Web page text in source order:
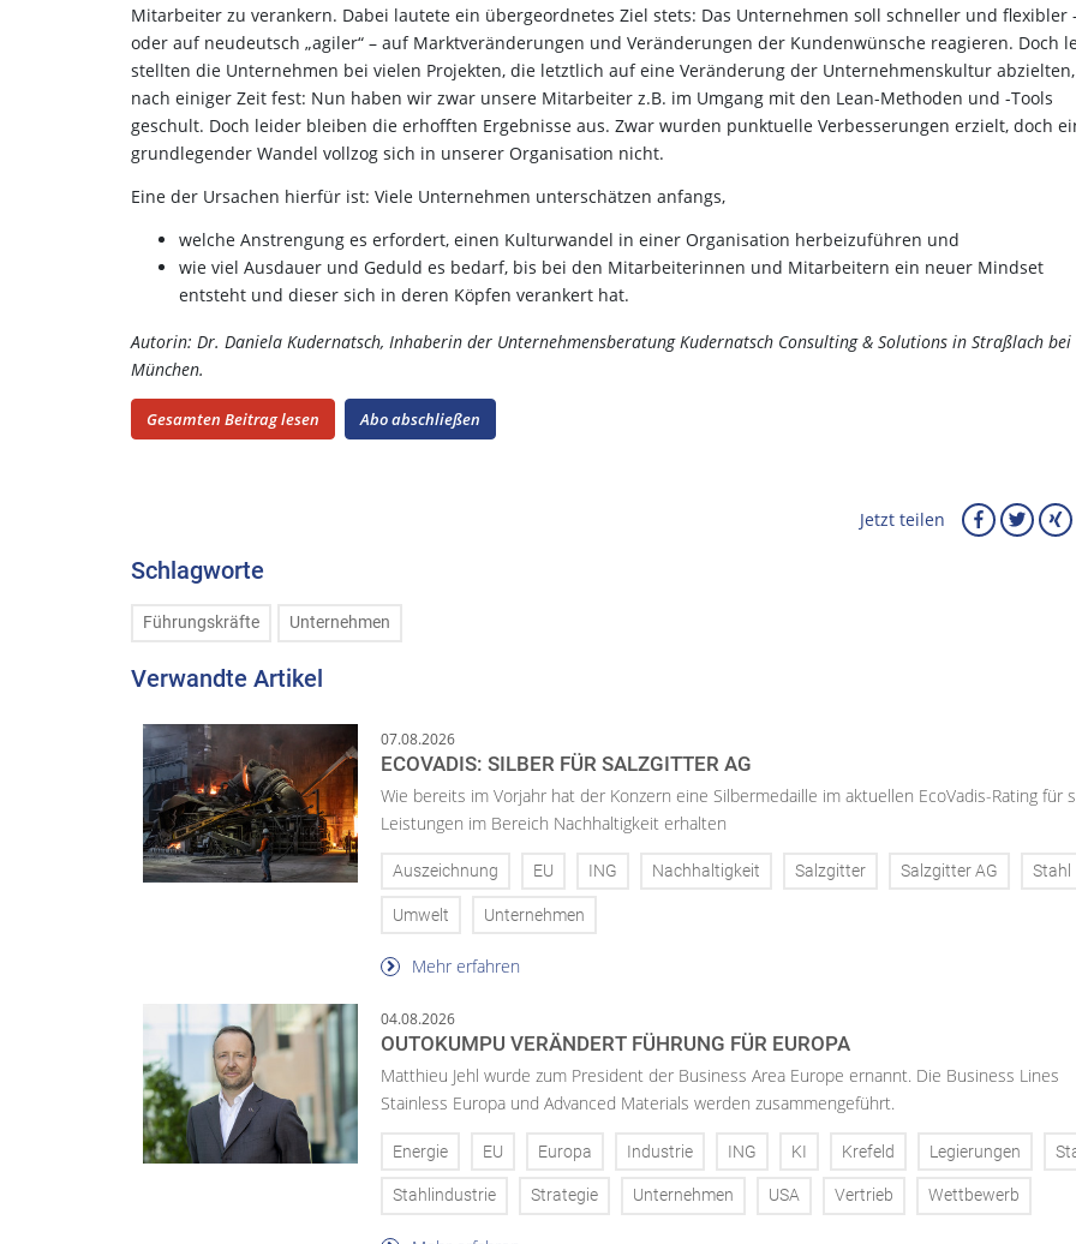
Mitarbeiter zu verankern. Dabei lautete ein übergeordnetes Ziel stets: Das Unternehmen soll schneller und flexibler
oder auf neudeutsch „agiler“ – auf Marktveränderungen und Veränderungen der Kundenwünsche reagieren. Doch
stellten die Unternehmen bei vielen Projekten, die letztlich auf eine Veränderung der Unternehmenskultur abzielten,
nach einiger Zeit fest: Nun haben wir zwar unsere Mitarbeiter z.B. im Umgang mit den Lean-Methoden und -Tools
geschult. Doch leider bleiben die erhofften Ergebnisse aus. Zwar wurden punktuelle Verbesserungen erzielt, doch
grundlegender Wandel vollzog sich in unserer Organisation nicht.
Eine der Ursachen hierfür ist: Viele Unternehmen unterschätzen anfangs,
welche Anstrengung es erfordert, einen Kulturwandel in einer Organisation herbeizuführen und
wie viel Ausdauer und Geduld es bedarf, bis bei den Mitarbeiterinnen und Mitarbeitern ein neuer Mindset
entsteht und dieser sich in deren Köpfen verankert hat.
Autorin: Dr. Daniela Kudernatsch, Inhaberin der Unternehmensberatung Kudernatsch Consulting & Solutions in Straßlach bei
München.
Gesamten Beitrag lesen Abo abschließen
Jetzt teilen
Schlagworte
Führungskräfte Unternehmen
Verwandte Artikel
07.08.2026
ECOVADIS: SILBER FÜR SALZGITTER AG
Wie bereits im Vorjahr hat der Konzern eine Silbermedaille im aktuellen EcoVadis-Rating für
Leistungen im Bereich Nachhaltigkeit erhalten
Auszeichnung EU ING Nachhaltigkeit Salzgitter Salzgitter AG Stahl
Umwelt Unternehmen
Mehr erfahren
04.08.2026
OUTOKUMPU VERÄNDERT FÜHRUNG FÜR EUROPA
Matthieu Jehl wurde zum President der Business Area Europe ernannt. Die Business Lines
Stainless Europa und Advanced Materials werden zusammengeführt.
Energie EU Europa Industrie ING KI Krefeld Legierungen
Stahlindustrie Strategie Unternehmen USA Vertrieb Wettbewerb